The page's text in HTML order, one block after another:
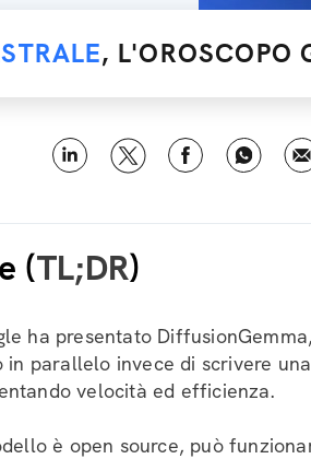
, L'OROSCOPO
(TL;DR)
ha presentato
in parallelo invece di scrivere
velocità ed efficienza.
è open source, può